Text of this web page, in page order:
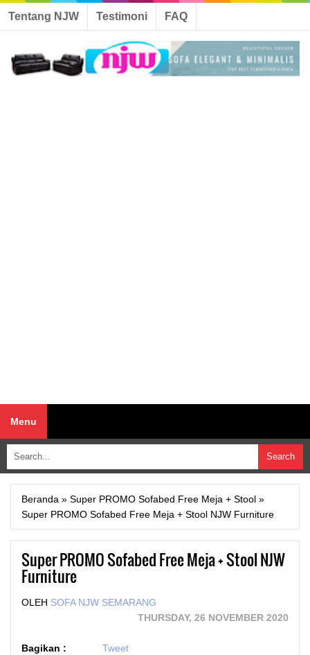
Tentang NJW Testimoni FAQ
Menu
Beranda » Super PROMO Sofabed Free Meja + Stool »
Super PROMO Sofabed Free Meja + Stool NJW Furniture
Super PROMO Sofabed Free Meja + Stool NJW
Furniture
OLEH SOFA NJW SEMARANG
THURSDAY, 26 NOVEMBER 2020
Bagikan : Tweet